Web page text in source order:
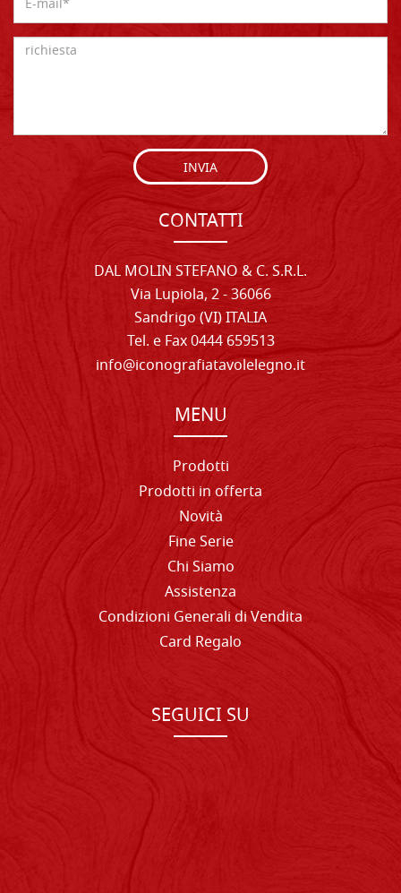
INVIA
CONTATTI
DAL MOLIN STEFANO & C. S.R.L.
Via Lupiola, 2 - 36066
Sandrigo (VI) ITALIA
Tel. e Fax 0444 659513
info@iconografiatavolelegno.it
MENU
Prodotti
Prodotti in offerta
Novità
Fine Serie
Chi Siamo
Assistenza
Condizioni Generali di Vendita
Card Regalo
SEGUICI SU